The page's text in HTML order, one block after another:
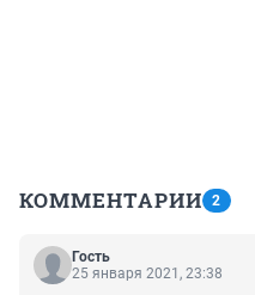
КОММЕНТАРИИ 2
Гость
25 января 2021, 23:38